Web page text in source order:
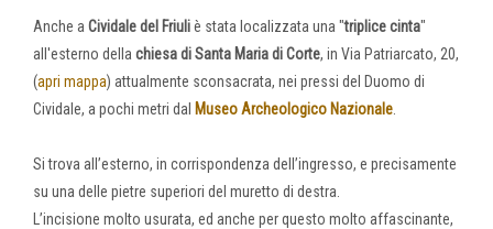
Anche a Cividale del Friuliè stata localizzata una "triplice cinta"
all'esterno della chiesa di Santa Maria di Corte, in Via Patriarcato, 20,
(apri mappa) attualmente sconsacrata, nei pressi del Duomo di
Cividale, a pochi metri dal Museo Archeologico Nazionale
Si trova all’esterno, in corrispondenza dell’ingresso, e precisamente
su una delle pietre superiori del muretto di destra.
L’incisione molto usurata, ed anche per questo molto affascinante,